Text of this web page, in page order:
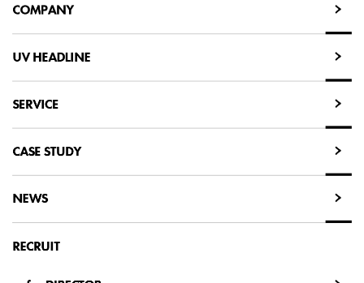
COMPANY
UV HEADLINE
SERVICE
CASE STUDY
NEWS
RECRUIT